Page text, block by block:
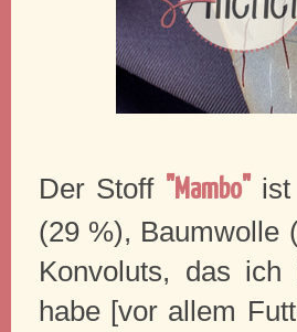
Der Stoff "Mambo"ist
(29 %), Baumwolle
Konvoluts, das
habe [vor allem